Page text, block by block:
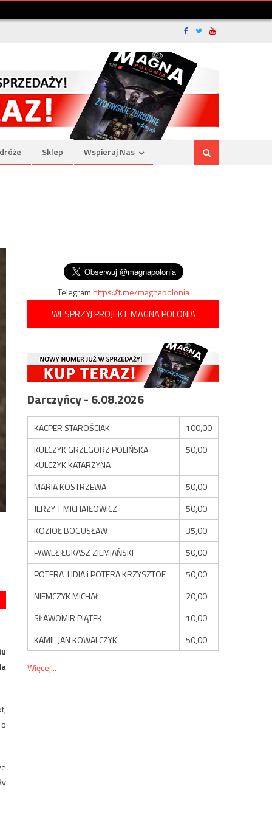
Sklep Wspieraj Nas
Telegramhttps://t.me/magnapolonia
WESPRZYJ PROJEKT MAGNA POLONIA
Darczyńcy - 6.08.2026
KACPER STAROŚCIAK
100,00
KULCZYK GRZEGORZ POLIŃSKA i
KULCZYK KATARZYNA
50,00
MARIA KOSTRZEWA
50,00
JERZY T MICHAJŁOWICZ
50,00
KOZIOŁ BOGUSŁAW
35,00
PAWEŁ ŁUKASZ ZIEMIAŃSKI
50,00
POTERA LIDIA i POTERA KRZYSZTOF
50,00
NIEMCZYK MICHAŁ
20,00
SŁAWOMIR PIĄTEK
10,00
KAMIL JAN KOWALCZYK
50,00
Więcej...